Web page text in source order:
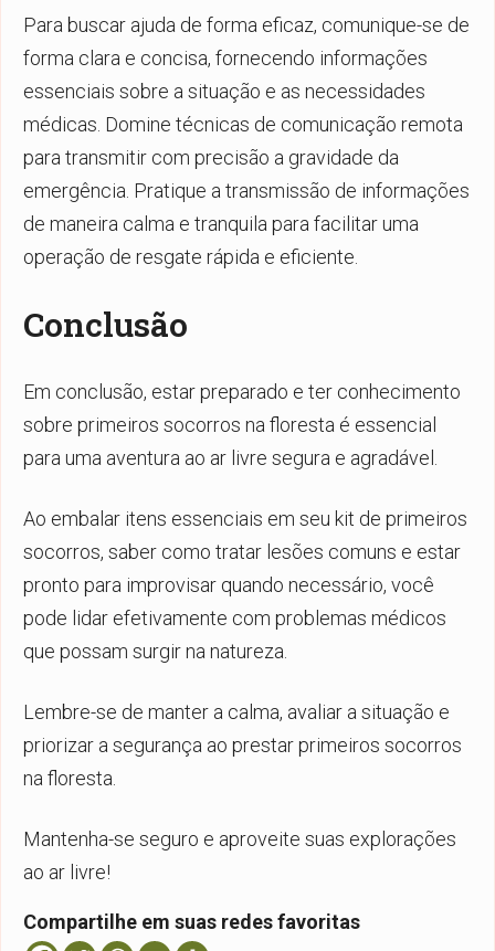
Para buscar ajuda de forma eficaz, comunique-se de
forma clara e concisa, fornecendo informações
essenciais sobre a situação e as necessidades
médicas. Domine técnicas de comunicação remota
para transmitir com precisão a gravidade da
emergência. Pratique a transmissão de informações
de maneira calma e tranquila para facilitar uma
operação de resgate rápida e eficiente.
Conclusão
Em conclusão, estar preparado e ter conhecimento
sobre primeiros socorros na floresta é essencial
para uma aventura ao ar livre segura e agradável.
Ao embalar itens essenciais em seu kit de primeiros
socorros, saber como tratar lesões comuns e estar
pronto para improvisar quando necessário, você
pode lidar efetivamente com problemas médicos
que possam surgir na natureza.
Lembre-se de manter a calma, avaliar a situação e
priorizar a segurança ao prestar primeiros socorros
na floresta.
Mantenha-se seguro e aproveite suas explorações
ao ar livre!
Compartilhe em suas redes favoritas